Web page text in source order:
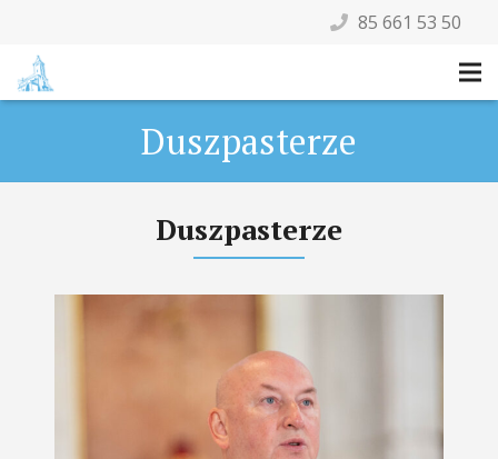
85 661 53 50
Duszpasterze
Duszpasterze